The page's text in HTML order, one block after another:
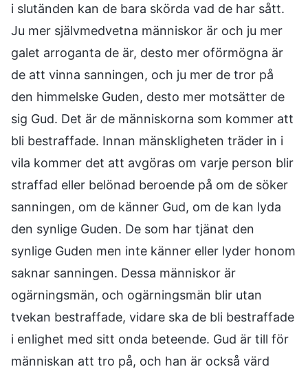
i slutänden kan de bara skörda vad de har sått.
Ju mer självmedvetna människor är och ju mer
galet arroganta de är, desto mer oförmögna är
de att vinna sanningen, och ju mer de tror på
den himmelske Guden, desto mer motsätter de
sig Gud. Det är de människorna som kommer att
bli bestraffade. Innan mänskligheten träder in i
vila kommer det att avgöras om varje person blir
straffad eller belönad beroende på om de söker
sanningen, om de känner Gud, om de kan lyda
den synlige Guden. De som har tjänat den
synlige Guden men inte känner eller lyder honom
saknar sanningen. Dessa människor är
ogärningsmän, och ogärningsmän blir utan
tvekan bestraffade, vidare ska de bli bestraffade
i enlighet med sitt onda beteende. Gud är till för
människan att tro på, och han är också värd